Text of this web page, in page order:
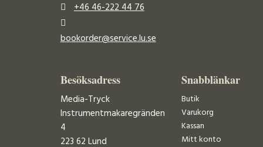
+46 46-222 44 76
bookorder@service.lu.se
Besöksadress
Media-Tryck
Instrumentmakaregränden
4
223 62 Lund
Snabblänkar
Butik
Varukorg
Kassan
Mitt konto